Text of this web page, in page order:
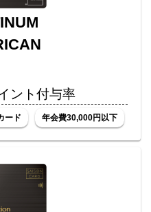
ント付与率
ード 年会費30,000円以下